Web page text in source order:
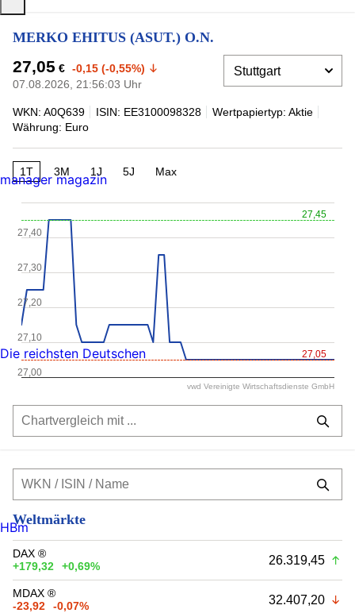
MERKO EHITUS (ASUT.) O.N.
27,05 € -0,15 (-0,55%)
07.08.2026, 21:56:03 Uhr
WKN: A0Q639 ISIN: EE3100098328
Wertpapiertyp: Aktie
Währung: Euro
1T 3M 1J 5J Max
27,45
27,05
27,00
27,20
27,40
27,10
27,30
vwd Vereinigte Wirtschaftsdienste GmbH
Weltmärkte
DAX ®
+179,32
+0,69% 26.319,45
MDAX ®
-23,92
-0,07% 32.407,20
manager magazin
Die reichsten Deutschen
HBm